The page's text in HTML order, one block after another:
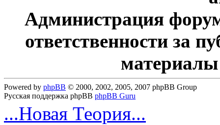
Администрация
ответственности за
Powered by phpBB © 2000, 2002, 2005, 2007 phpBB Group
Русская поддержка phpBB phpBB Guru
...Новая Теория...